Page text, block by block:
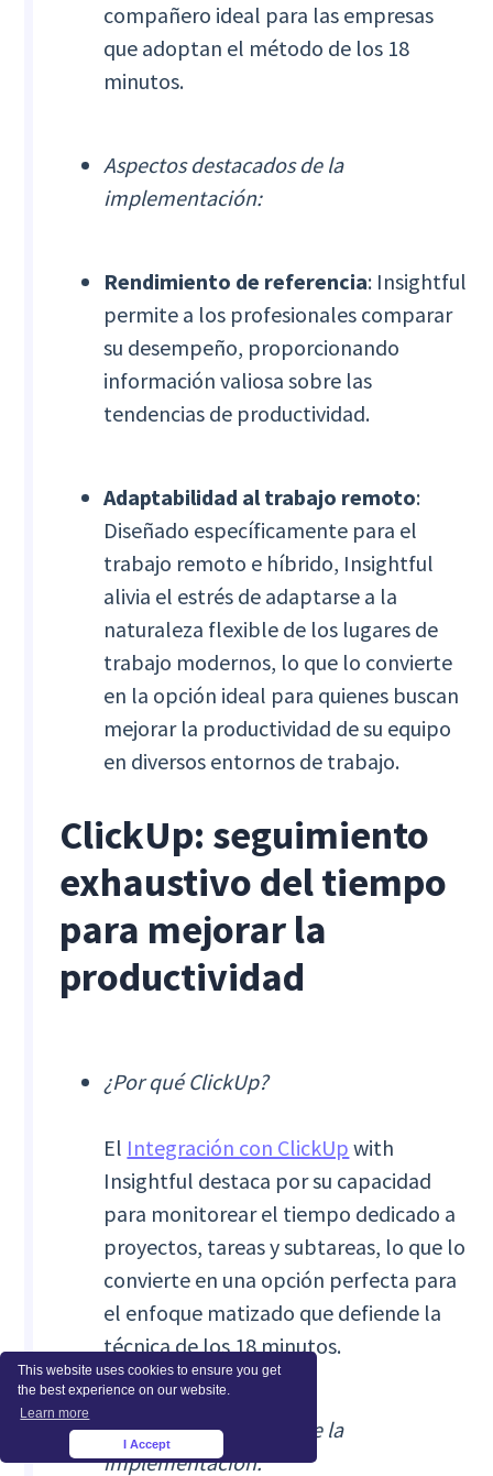
This website uses cookies to ensure you get
the best experience on our website.
Learn more
I Accept
compañero ideal para las empresas
que adoptan el método de los 18
minutos.
Aspectos destacados de la
implementación:
Rendimiento de referencia: Insightful
permite a los profesionales comparar
su desempeño, proporcionando
información valiosa sobre las
tendencias de productividad.
Adaptabilidad al trabajo remoto:
Diseñado específicamente para el
trabajo remoto e híbrido, Insightful
alivia el estrés de adaptarse a la
naturaleza flexible de los lugares de
trabajo modernos, lo que lo convierte
en la opción ideal para quienes buscan
mejorar la productividad de su equipo
en diversos entornos de trabajo.
ClickUp: seguimiento
exhaustivo del tiempo
para mejorar la
productividad
¿Por qué ClickUp?
El Integración con ClickUp with
Insightful destaca por su capacidad
para monitorear el tiempo dedicado a
proyectos, tareas y subtareas, lo que lo
convierte en una opción perfecta para
el enfoque matizado que defiende la
técnica de los 18 minutos.
Aspectos destacados de la
implementación: